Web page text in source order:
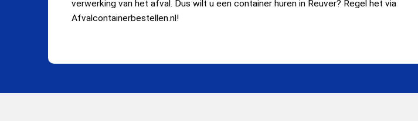
verwerking van het afval. Dus wilt u een container huren in Reuver? Regel het via
Afvalcontainerbestellen.nl!